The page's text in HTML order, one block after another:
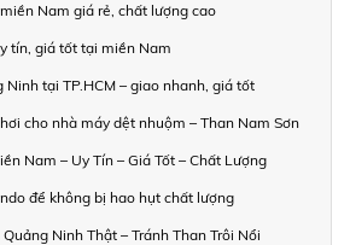
Nam giá rẻ, chất lượng cao
tín, giá tốt tại miền Nam
Ninh tại TP.HCM – giao nhanh, giá tốt
cho nhà máy dệt nhuộm – Than Nam Sơn
Nam – Uy Tín – Giá Tốt – Chất Lượng
để không bị hao hụt chất lượng
Ninh Thật – Tránh Than Trôi Nổi